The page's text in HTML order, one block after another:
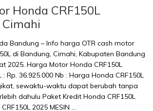
Honda CRF150L
Bandung – Info harga OTR cash motor
di Bandung, Cimahi, Kabupaten Bandung
2025. Harga Motor Honda CRF150L
: Rp. 36.925.000 Nb : Harga Honda CRF150L
sewaktu-waktu dapat berubah tanpa
dahulu Paket Kredit Honda CRF150L
2025 MESIN …